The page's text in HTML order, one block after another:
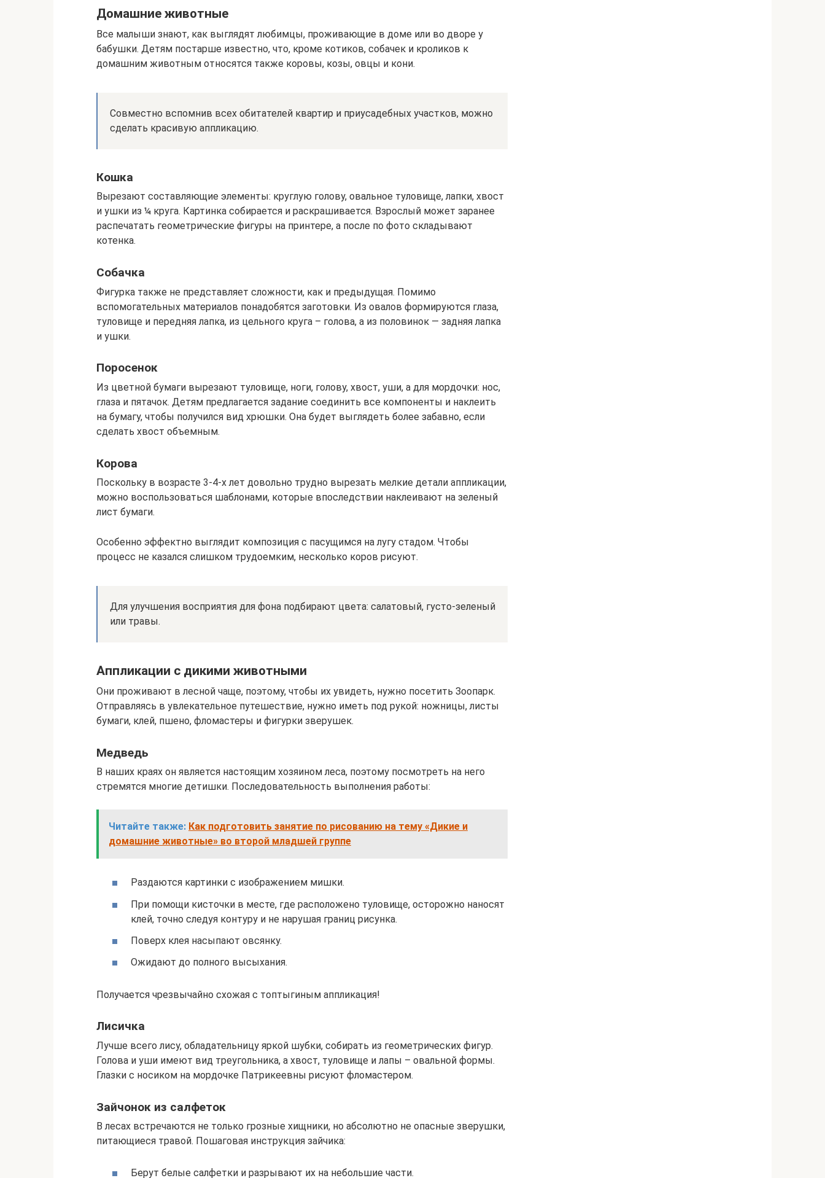
Домашние животные
Все малыши знают, как выглядят любимцы, проживающие в доме или во дворе у
бабушки. Детям постарше известно, что, кроме котиков, собачек и кроликов к
домашним животным относятся также коровы, козы, овцы и кони.
Совместно вспомнив всех обитателей квартир и приусадебных участков, можно
сделать красивую аппликацию.
Кошка
Вырезают составляющие элементы: круглую голову, овальное туловище, лапки, хвост
и ушки из ¼ круга. Картинка собирается и раскрашивается. Взрослый может заранее
распечатать геометрические фигуры на принтере, а после по фото складывают
котенка.
Собачка
Фигурка также не представляет сложности, как и предыдущая. Помимо
вспомогательных материалов понадобятся заготовки. Из овалов формируются глаза,
туловище и передняя лапка, из цельного круга – голова, а из половинок — задняя лапка
и ушки.
Поросенок
Из цветной бумаги вырезают туловище, ноги, голову, хвост, уши, а для мордочки: нос,
глаза и пятачок. Детям предлагается задание соединить все компоненты и наклеить
на бумагу, чтобы получился вид хрюшки. Она будет выглядеть более забавно, если
сделать хвост объемным.
Корова
Поскольку в возрасте 3-4-х лет довольно трудно вырезать мелкие детали аппликации,
можно воспользоваться шаблонами, которые впоследствии наклеивают на зеленый
лист бумаги.
Особенно эффектно выглядит композиция с пасущимся на лугу стадом. Чтобы
процесс не казался слишком трудоемким, несколько коров рисуют.
Для улучшения восприятия для фона подбирают цвета: салатовый, густо-зеленый
или травы.
Аппликации с дикими животными
Они проживают в лесной чаще, поэтому, чтобы их увидеть, нужно посетить Зоопарк.
Отправляясь в увлекательное путешествие, нужно иметь под рукой: ножницы, листы
бумаги, клей, пшено, фломастеры и фигурки зверушек.
Медведь
В наших краях он является настоящим хозяином леса, поэтому посмотреть на него
стремятся многие детишки. Последовательность выполнения работы:
Читайте также: Как подготовить занятие по рисованию на тему «Дикие и
домашние животные» во второй младшей группе
Раздаются картинки с изображением мишки.
При помощи кисточки в месте, где расположено туловище, осторожно наносят
клей, точно следуя контуру и не нарушая границ рисунка.
Поверх клея насыпают овсянку.
Ожидают до полного высыхания.
Получается чрезвычайно схожая с топтыгиным аппликация!
Лисичка
Лучше всего лису, обладательницу яркой шубки, собирать из геометрических фигур.
Голова и уши имеют вид треугольника, а хвост, туловище и лапы – овальной формы.
Глазки с носиком на мордочке Патрикеевны рисуют фломастером.
Зайчонок из салфеток
В лесах встречаются не только грозные хищники, но абсолютно не опасные зверушки,
питающиеся травой. Пошаговая инструкция зайчика:
Берут белые салфетки и разрывают их на небольшие части.